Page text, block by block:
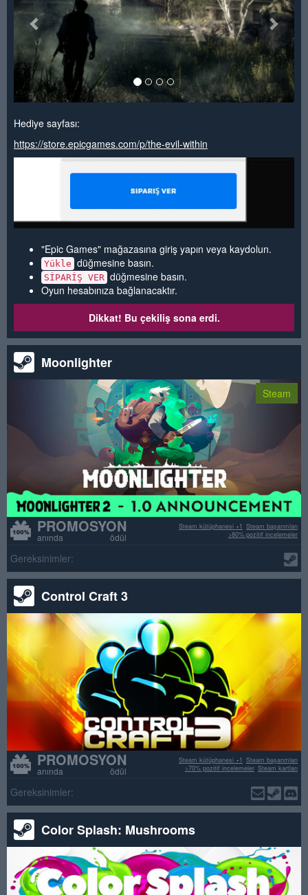
Hediye sayfası:
https://store.epicgames.com/p/the-evil-within
"Epic Games" mağazasına giriş yapın veya kaydolun.
Yükle düğmesine basın.
SİPARİŞ VER düğmesine basın.
Oyun hesabınıza bağlanacaktır.
Dikkat! Bu çekiliş sona erdi.
Moonlighter
Steam
PROMOSYON
anında ödül
Steam başarımları
Steam kütüphanesi +1
>80% pozitif incelemeler
Gereksinimler:
Control Craft 3
PROMOSYON
anında ödül
Steam başarımları
Steam kütüphanesi +1
Steam kartları
>70% pozitif incelemeler
Gereksinimler:
Color Splash: Mushrooms